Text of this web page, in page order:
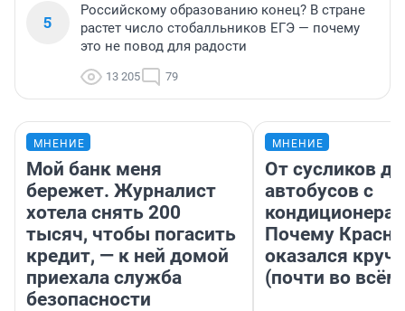
5
Российскому образованию конец? В стране
растет число стобалльников ЕГЭ — почему
это не повод для радости
13 205 79
МНЕНИЕ
Мой банк меня
бережет. Журналист
хотела снять 200
тысяч, чтобы погасить
кредит, — к ней домой
приехала служба
безопасности
МНЕНИЕ
От сусликов до
автобусов с
Почему
оказался
(почти во